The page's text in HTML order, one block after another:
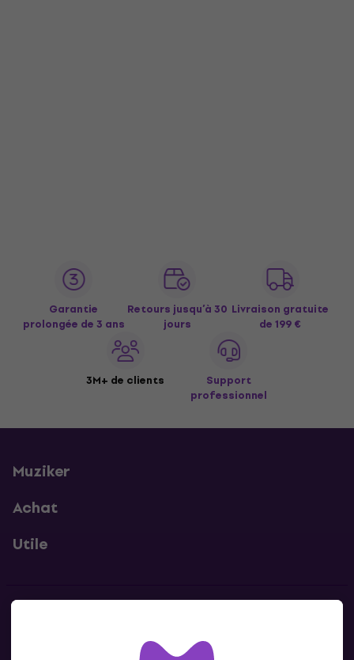
Garantie
prolongée de 3 ans
Retours jusqu’à 30
jours
Livraison gratuite
de 199 €
3M+ de clients
Support
professionnel
Muziker
Achat
Utile
Contacte nous